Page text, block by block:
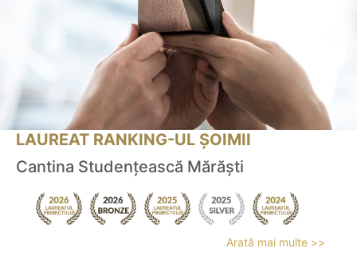
LAUREAT RANKING-UL ȘOIMII
Cantina Studențească Mărăști
Arată mai multe >>